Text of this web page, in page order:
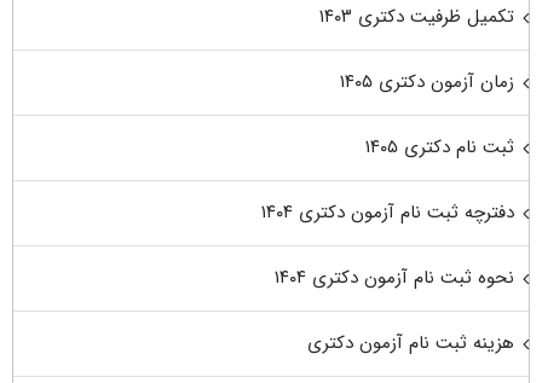
تکمیل ظرفیت دکتری ۱۴۰۳
زمان آزمون دکتری ۱۴۰۵
ثبت نام دکتری ۱۴۰۵
دفترچه ثبت نام آزمون دکتری ۱۴۰۴
نحوه ثبت نام آزمون دکتری ۱۴۰۴
هزینه ثبت نام آزمون دکتری